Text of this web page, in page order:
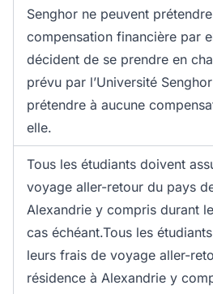
Senghor ne peuvent
compensation financière par
décident de se prendre en
prévu par l’Université
prétendre à aucune
elle.
Tous les étudiants doivent
voyage aller-retour du pays
Alexandrie y compris durant
cas échéant.Tous les
leurs frais de voyage aller-
résidence à Alexandrie y